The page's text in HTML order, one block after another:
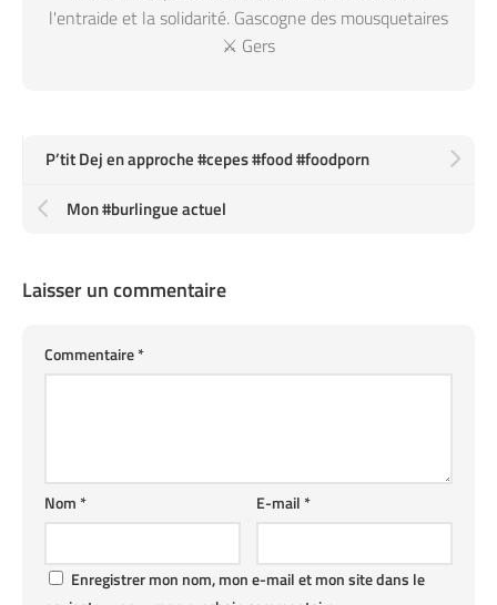
l'entraide et la solidarité. Gascogne des mousquetaires
⚔️ Gers
P’tit Dej en approche #cepes #food #foodporn
Mon #burlingue actuel
Laisser un commentaire
Commentaire*
E-mail*
Nom*
Enregistrer mon nom, mon e-mail et mon site dans le